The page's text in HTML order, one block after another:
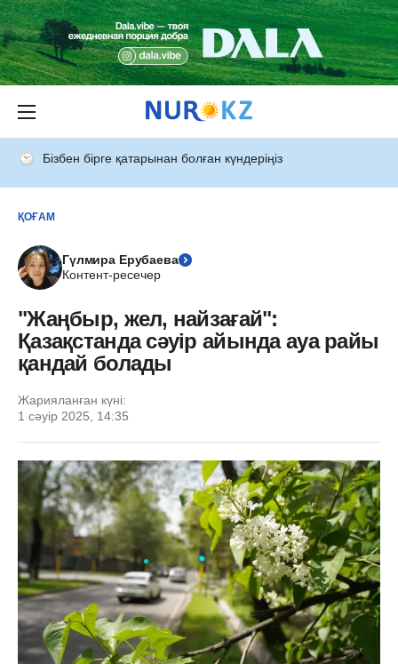
Бізбен бірге қатарынан болған күндеріңіз
ҚОҒАМ
Гүлмира Ерубаева
Контент-ресечер
"Жаңбыр, жел, найзағай":
Қазақстанда сәуір айында ауа райы
қандай болады
Жарияланған күні:
1 сәуір 2025, 14:35